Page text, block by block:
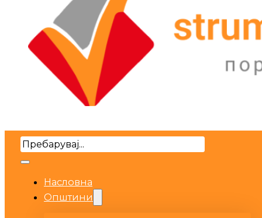
Search
Насловна
Општини